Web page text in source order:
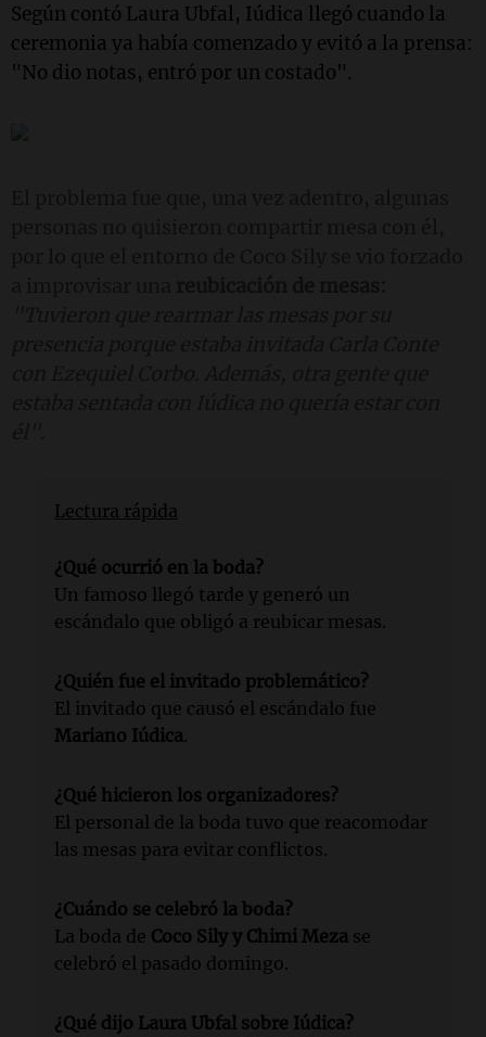
Según contó Laura Ubfal, Iúdica llegó cuando la
ceremonia ya había comenzado y evitó a la prensa:
"No dio notas, entró por un costado".
Lectura rápida
¿Qué ocurrió en la boda?
Un famoso llegó tarde y generó un
escándalo que obligó a reubicar mesas.
¿Quién fue el invitado problemático?
El invitado que causó el escándalo fue
Mariano Iúdica.
¿Qué hicieron los organizadores?
El personal de la boda tuvo que reacomodar
las mesas para evitar conflictos.
¿Cuándo se celebró la boda?
La boda de Coco Sily y Chimi Meza se
celebró el pasado domingo.
¿Qué dijo Laura Ubfal sobre Iúdica?